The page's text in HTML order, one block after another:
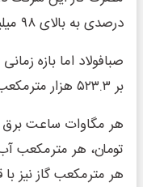
درصدی به بالای ۹۸ میلیون مترمکعب رسیده است.
بر ۵۲۳.۳ هزار مترمکعب آب مصرف کرده است.